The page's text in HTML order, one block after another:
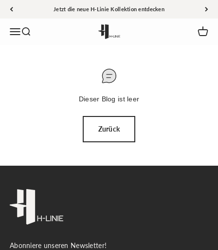
Jetzt die neue H-Linie Kollektion entdecken
Navigationsmenü öffnen
Suche öffnen H-Linie
Dieser Blog ist leer
Zurück
Abonniere unseren Newsletter!